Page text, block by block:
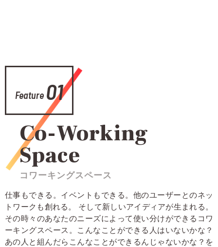
Feature 01
Co-Working
Space
コワーキングスペース
仕事もできる。イベントもできる。他のユーザーとのネッ
トワークも創れる。 そして新しいアイディアが生まれる。
その時々のあなたのニーズによって使い分けができるコワ
ーキングスペース。こんなことができる人はいないかな？
あの人と組んだらこんなことができるんじゃないかな？を